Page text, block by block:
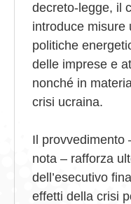
decreto-legge, il
introduce misure
politiche
delle imprese e
nonché in
crisi ucraina.
Il provvedimento
nota – rafforza
dell’esecutivo
effetti della crisi